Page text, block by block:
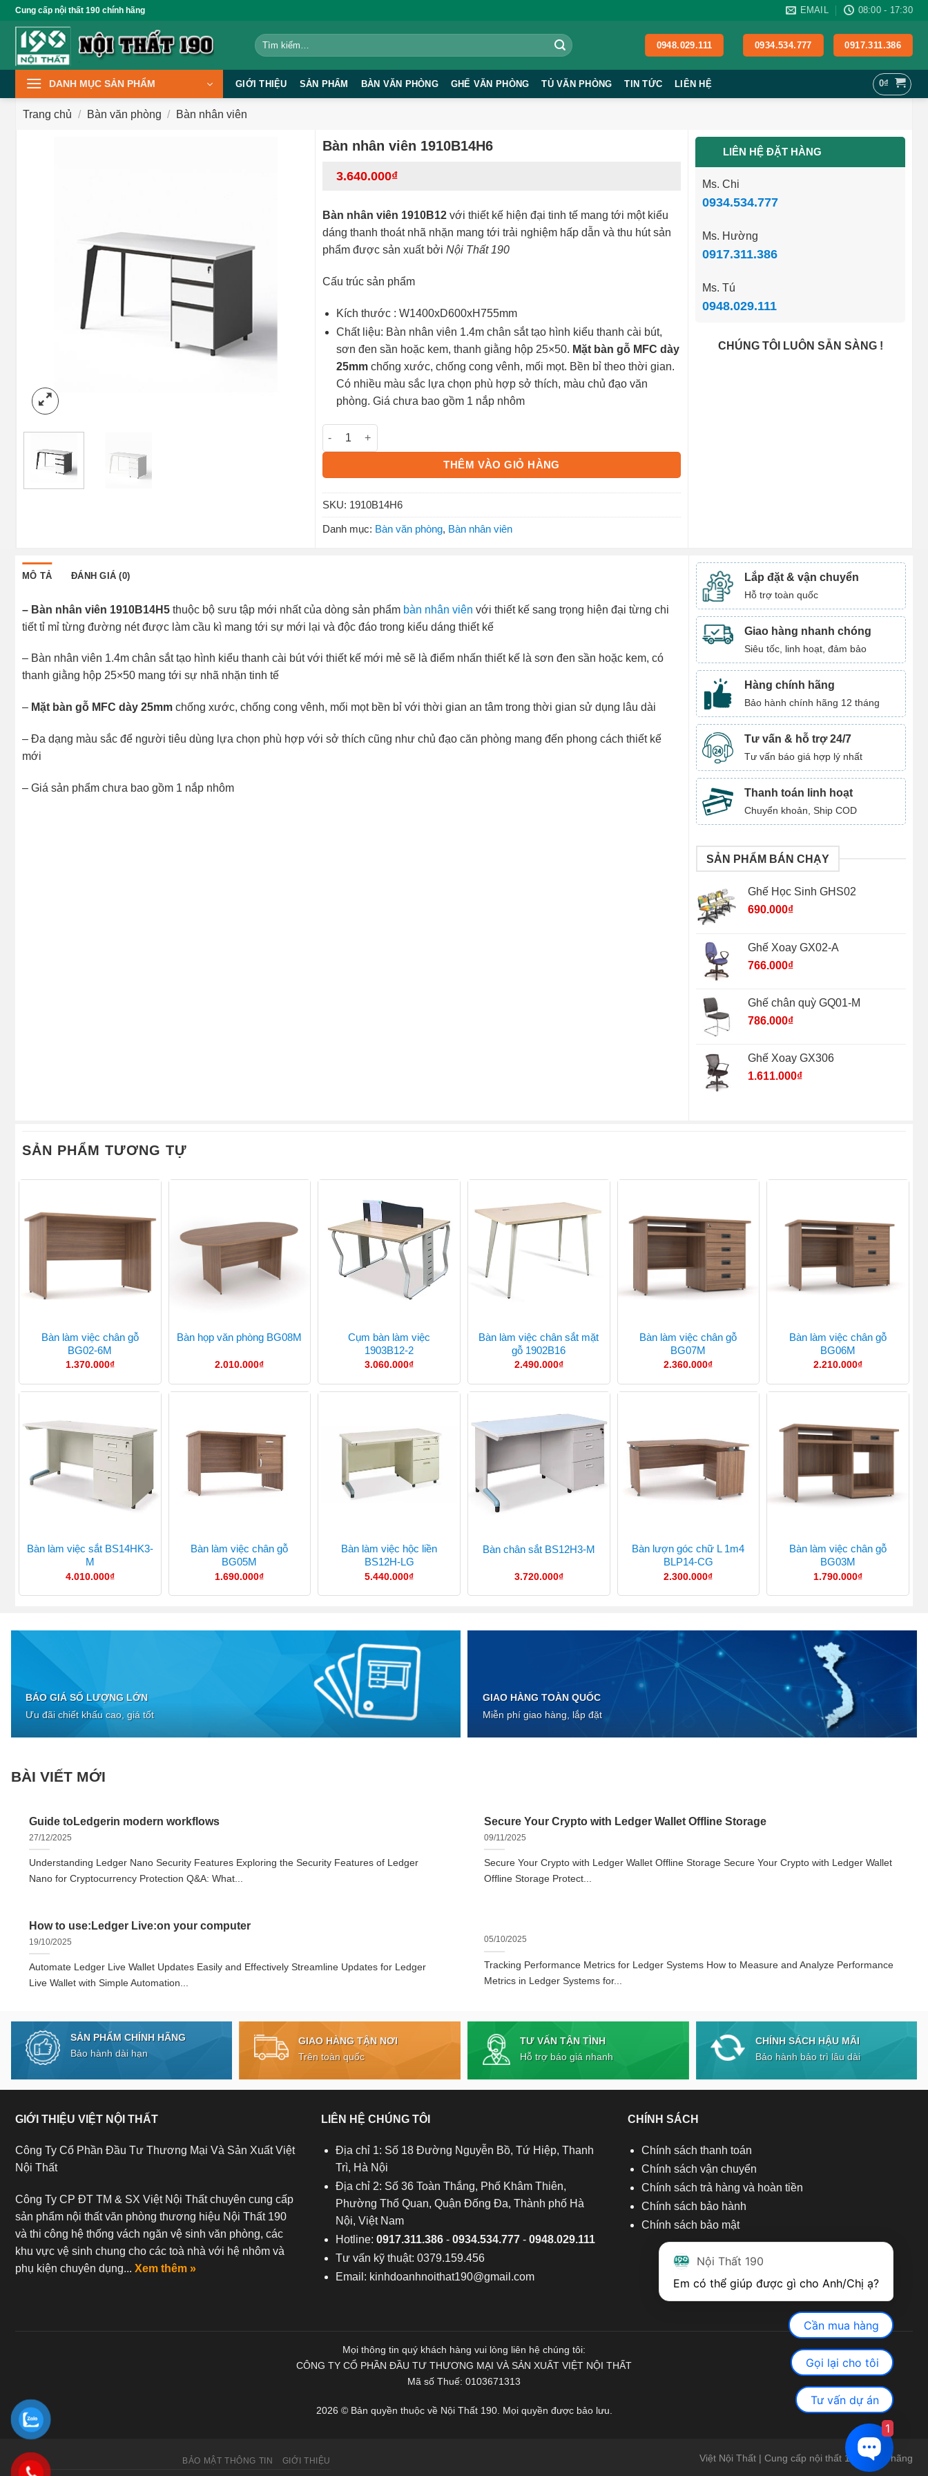
qua
dung
Cung cấp nội thất 190 chính hãng EMAIL 08:00 - 17:30
Tìm
kiếm:
0948.029.111 0934.534.777 0917.311.386
DANH MỤC SẢN PHẨM GIỚI THIỆU SẢN PHẨM BÀN VĂN PHÒNG GHẾ VĂN PHÒNG TỦ VĂN PHÒNG TIN TỨC LIÊN HỆ 0₫
Trang chủ / Bàn văn phòng / Bàn nhân viên
Bàn nhân viên 1910B14H6
3.640.000₫
Bàn nhân viên 1910B12với thiết kế hiện đại tinh tế mang tới một kiểu
dáng thanh thoát nhã nhặn mang tới trải nghiệm hấp dẫn và thu hút sản
phẩm được sản xuất bởi Nội Thất 190
Cấu trúc sản phẩm
Kích thước : W1400xD600xH755mm
Chất liệu: Bàn nhân viên 1.4m chân sắt tạo hình kiểu thanh cài bút,
sơn đen sần hoặc kem, thanh giằng hộp 25×50. Mặt bàn gỗ MFC dày
25mm chống xước, chống cong vênh, mối mọt. Bền bỉ theo thời gian.
Có nhiều màu sắc lựa chọn phù hợp sở thích, màu chủ đạo văn
phòng. Giá chưa bao gồm 1 nắp nhôm
Bàn nhân viên 1910B14H6 số lượng
THÊM VÀO GIỎ HÀNG
SKU: 1910B14H6
Danh mục: Bàn văn phòng, Bàn nhân viên
LIÊN HỆ ĐẶT HÀNG
Ms. Chi
0934.534.777
Ms. Hường
0917.311.386
Ms. Tú
0948.029.111
CHÚNG TÔI LUÔN SẴN SÀNG !
MÔ TẢ ĐÁNH GIÁ (0)
– Bàn nhân viên 1910B14H5 thuộc bộ sưu tập mới nhất của dòng sản phẩm bàn nhân viên với thiết kế sang trọng hiện đại từng chi
tiết tỉ mỉ từng đường nét được làm cầu kì mang tới sự mới lại và độc đáo trong kiểu dáng thiết kế
– Bàn nhân viên 1.4m chân sắt tạo hình kiểu thanh cài bút với thiết kế mới mẻ sẽ là điểm nhấn thiết kế là sơn đen sần hoặc kem, có
thanh giằng hộp 25×50 mang tới sự nhã nhặn tinh tế
– Mặt bàn gỗ MFC dày 25mm chống xước, chống cong vênh, mối mọt bền bỉ với thời gian an tâm trong thời gian sử dụng lâu dài
– Đa dạng màu sắc để người tiêu dùng lựa chọn phù hợp với sở thích cũng như chủ đạo căn phòng mang đến phong cách thiết kế
mới
– Giá sản phẩm chưa bao gồm 1 nắp nhôm
Lắp đặt & vận chuyển
Hỗ trợ toàn quốc
Giao hàng nhanh chóng
Siêu tốc, linh hoạt, đảm bảo
Hàng chính hãng
Bảo hành chính hãng 12 tháng
Tư vấn & hỗ trợ 24/7
Tư vấn báo giá hợp lý nhất
Thanh toán linh hoạt
Chuyển khoản, Ship COD
SẢN PHẨM BÁN CHẠY
Ghế Học Sinh GHS02
690.000₫
Ghế Xoay GX02-A
766.000₫
Ghế chân quỳ GQ01-M
786.000₫
Ghế Xoay GX306
1.611.000₫
SẢN PHẨM TƯƠNG TỰ
Bàn làm việc chân gỗ
BG02-6M
1.370.000₫
Bàn họp văn phòng BG08M
2.010.000₫
Cụm bàn làm việc
1903B12-2
3.060.000₫
Bàn làm việc chân sắt mặt
gỗ 1902B16
2.490.000₫
Bàn làm việc chân gỗ
BG07M
2.360.000₫
Bàn làm việc chân gỗ
BG06M
2.210.000₫
Bàn làm việc sắt BS14HK3-
M
4.010.000₫
Bàn làm việc chân gỗ
BG05M
1.690.000₫
Bàn làm việc hộc liền
BS12H-LG
5.440.000₫
Bàn chân sắt BS12H3-M
3.720.000₫
Bàn lượn góc chữ L 1m4
BLP14-CG
2.300.000₫
Bàn làm việc chân gỗ
BG03M
1.790.000₫
BÁO GIÁ SỐ LƯỢNG LỚN
Ưu đãi chiết khấu cao, giá tốt
GIAO HÀNG TOÀN QUỐC
Miễn phí giao hàng, lắp đặt
BÀI VIẾT MỚI
Guide toLedgerin modern workflows
27/12/2025
Understanding Ledger Nano Security Features Exploring the Security Features of Ledger
Nano for Cryptocurrency Protection Q&A: What...
Secure Your Crypto with Ledger Wallet Offline Storage
09/11/2025
Secure Your Crypto with Ledger Wallet Offline Storage Secure Your Crypto with Ledger Wallet
Offline Storage Protect...
How to use:Ledger Live:on your computer
19/10/2025
Automate Ledger Live Wallet Updates Easily and Effectively Streamline Updates for Ledger
Live Wallet with Simple Automation...
05/10/2025
Tracking Performance Metrics for Ledger Systems How to Measure and Analyze Performance
Metrics in Ledger Systems for...
SẢN PHẨM CHÍNH HÃNG
Bảo hành dài hạn
GIAO HÀNG TẬN NƠI
Trên toàn quốc
TƯ VẤN TẬN TÌNH
Hỗ trợ báo giá nhanh
CHÍNH SÁCH HẬU MÃI
Bảo hành bảo trì lâu dài
GIỚI THIỆU VIỆT NỘI THẤT
Công Ty Cổ Phần Đầu Tư Thương Mại Và Sản Xuất Việt
Nội Thất
Công Ty CP ĐT TM & SX Việt Nội Thất chuyên cung cấp
sản phẩm nội thất văn phòng thương hiệu Nội Thất 190
và thi công hệ thống vách ngăn vệ sinh văn phòng, các
khu vực vệ sinh chung cho các toà nhà với hệ nhôm và
phụ kiện chuyên dụng... Xem thêm »
LIÊN HỆ CHÚNG TÔI
Địa chỉ 1: Số 18 Đường Nguyễn Bồ, Tứ Hiệp, Thanh
Trì, Hà Nội
Địa chỉ 2: Số 36 Toàn Thắng, Phố Khâm Thiên,
Phường Thổ Quan, Quận Đống Đa, Thành phố Hà
Nội, Việt Nam
Hotline:0917.311.386 -0934.534.777 -0948.029.111
Tư vấn kỹ thuật: 0379.159.456
Email: kinhdoanhnoithat190@gmail.com
CHÍNH SÁCH
Chính sách thanh toán
Chính sách vận chuyển
Chính sách trả hàng và hoàn tiền
Chính sách bảo hành
Chính sách bảo mật
Mọi thông tin quý khách hàng vui lòng liên hệ chúng tôi:
CÔNG TY CỔ PHẦN ĐẦU TƯ THƯƠNG MẠI VÀ SẢN XUẤT VIỆT NỘI THẤT
Mã số Thuế: 0103671313
2026 © Bản quyền thuộc về Nội Thất 190. Mọi quyền được bảo lưu.
Việt Nội Thất | Cung cấp nội thất 190 chính hãng
BẢO MẬT THÔNG TIN GIỚI THIỆU
Nội Thất 190
Cần mua hàng
Gọi lại cho tôi
Tư vấn dự án
1